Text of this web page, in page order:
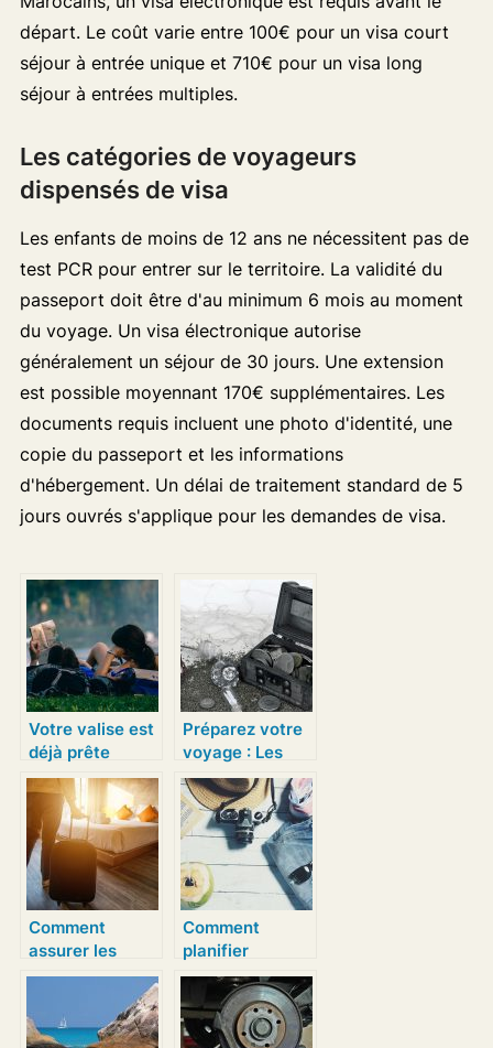
départ. Le coût varie entre 100€ pour un visa court
séjour à entrée unique et 710€ pour un visa long
séjour à entrées multiples.
Les catégories de voyageurs
dispensés de visa
Les enfants de moins de 12 ans ne nécessitent pas de
test PCR pour entrer sur le territoire. La validité du
passeport doit être d'au minimum 6 mois au moment
du voyage. Un visa électronique autorise
généralement un séjour de 30 jours. Une extension
est possible moyennant 170€ supplémentaires. Les
documents requis incluent une photo d'identité, une
copie du passeport et les informations
d'hébergement. Un délai de traitement standard de 5
jours ouvrés s'applique pour les demandes de visa.
Votre valise est
déjà prête
depuis
longtemps
Préparez votre
voyage : Les
finances et vos
affaires
Comment
assurer les
confort des
Comment
planifier
entièrement son
voyage ?